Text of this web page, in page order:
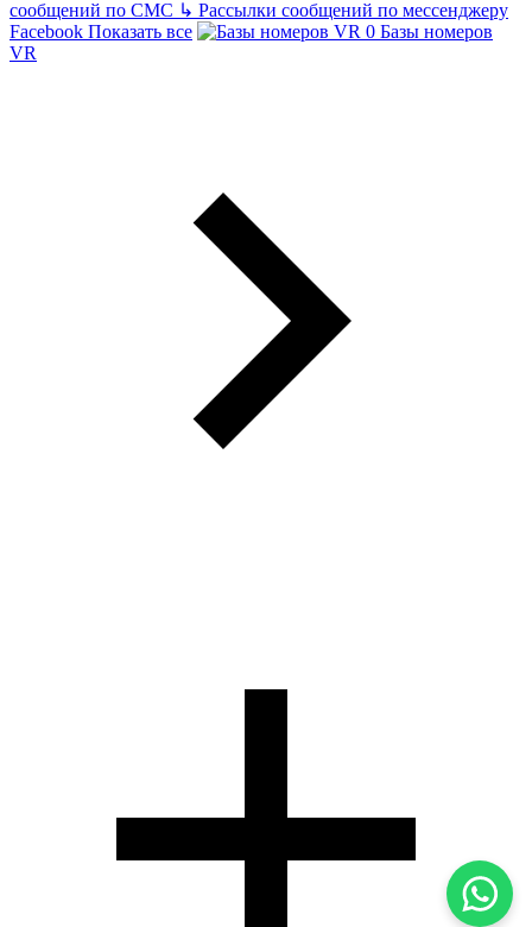
сообщений по СМС ↳ Рассылки сообщений по мессенджеру
Facebook Показать все
Базы номеров
VR